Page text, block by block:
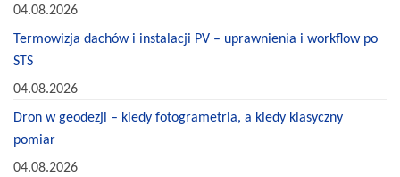
04.08.2026
Termowizja dachów i instalacji PV – uprawnienia i workflow po
STS
04.08.2026
Dron w geodezji – kiedy fotogrametria, a kiedy klasyczny
pomiar
04.08.2026